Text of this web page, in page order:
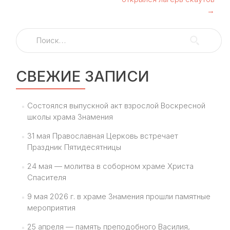
→
Найти:
СВЕЖИЕ ЗАПИСИ
Состоялся выпускной акт взрослой Воскресной
школы храма Знамения
31 мая Православная Церковь встречает
Праздник Пятидесятницы
24 мая — молитва в соборном храме Христа
Спасителя
9 мая 2026 г. в храме Знамения прошли памятные
мероприятия
25 апреля — память преподобного Василия,